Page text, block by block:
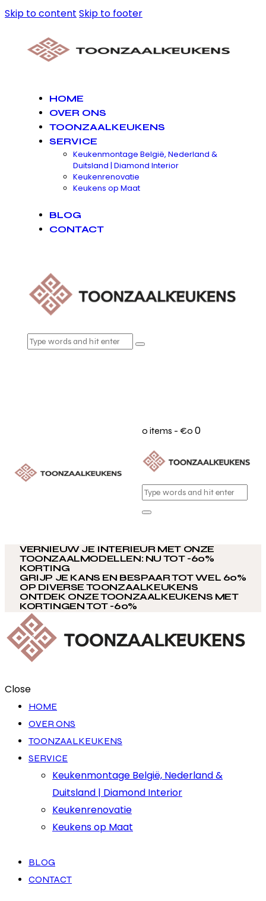
Skip to content Skip to footer
HOME
OVER ONS
TOONZAALKEUKENS
SERVICE
Keukenmontage België, Nederland &
Duitsland | Diamond Interior
Keukenrenovatie
Keukens op Maat
BLOG
CONTACT
0 items - €0 0
VERNIEUW JE INTERIEUR MET ONZE
TOONZAALMODELLEN: NU TOT -60%
KORTING
GRIJP JE KANS EN BESPAAR TOT WEL 60%
OP DIVERSE TOONZAALKEUKENS
ONTDEK ONZE TOONZAALKEUKENS MET
KORTINGEN TOT -60%
Close
HOME
OVER ONS
TOONZAALKEUKENS
SERVICE
Keukenmontage België, Nederland &
Duitsland | Diamond Interior
Keukenrenovatie
Keukens op Maat
BLOG
CONTACT